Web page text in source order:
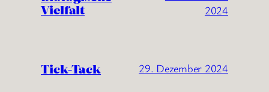
Vielfalt
2024
Tick-Tack 29. Dezember 2024